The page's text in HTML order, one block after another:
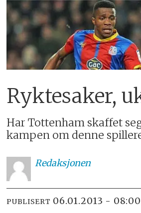
Ryktesaker,
Har Tottenham skaffet
kampen om denne
Redaksjonen
PUBLISERT 06.01.2013 - 08:00